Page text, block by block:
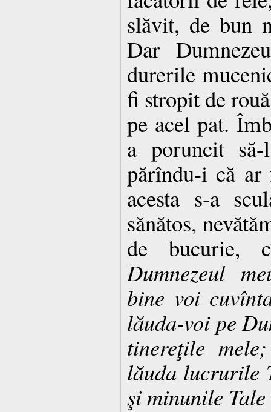
slăvit, de bun
Dar
durerile
fi stropit de
pe acel pat.
a poruncit
părîndu-i că
acesta s-a
sănătos,
de bucurie,
Dumnezeul
bine voi
lăuda-voi pe
tinereţile
lăuda lucrurile
şi minunile